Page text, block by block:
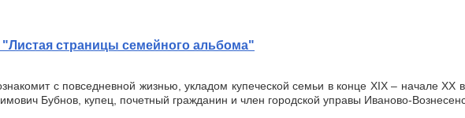
"Листая страницы семейного альбома"
с повседневной жизнью, укладом купеческой семьи в конце XIX – начале
Бубнов, купец, почетный гражданин и член городской управы Иваново-